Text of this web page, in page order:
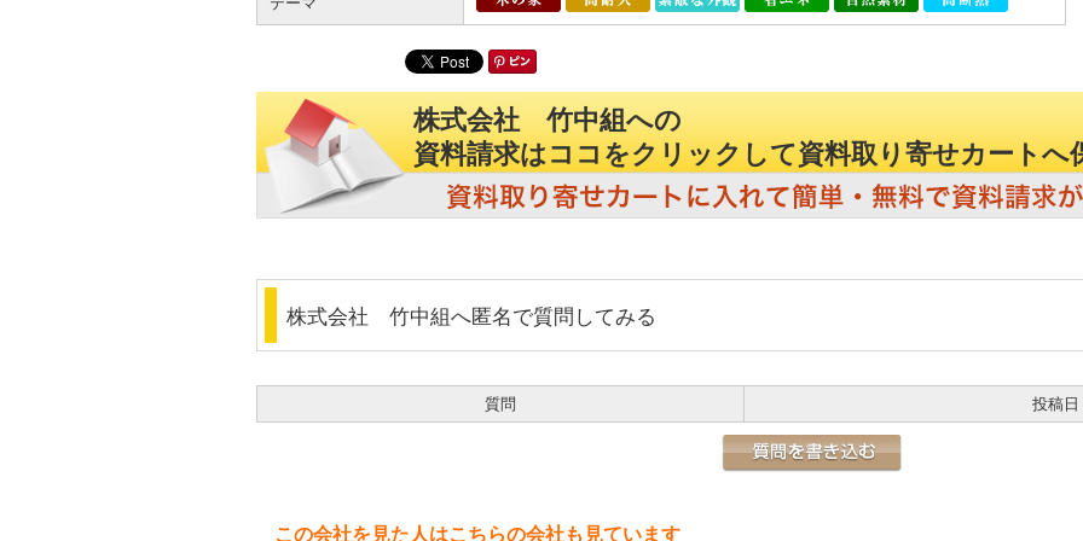
株式会社 竹中組への
資料請求はココをクリックして資料取り寄せカートへ
株式会社 竹中組へ匿名で質問してみる
質問 投稿日
この会社を見た人はこちらの会社も見ています